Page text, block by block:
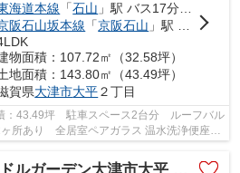
海道本線 「石山 」駅 バス17分 「石山団地」 停歩2分
阪石山坂本線 「京阪石山 」駅 バス17分 「石山団地」 停歩2分
物面積：107.72㎡（32.58坪）
地面積：143.80㎡（43.49坪）
賀県大津市大平２丁目
：43.49坪 駐車スペース2台分 ルーフバル
所あり 全居室ペアガラス 温水洗浄便座・